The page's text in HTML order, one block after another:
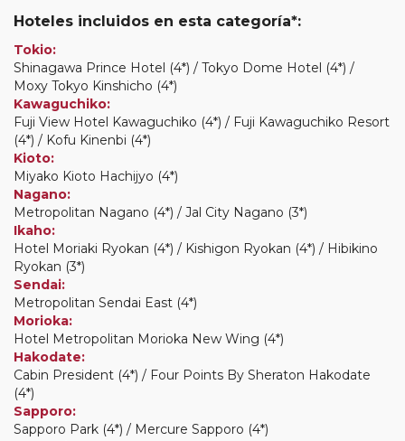
Hoteles incluidos en esta categoría*:
Tokio:
Shinagawa Prince Hotel (4*) / Tokyo Dome Hotel (4*) /
Moxy Tokyo Kinshicho (4*)
Kawaguchiko:
Fuji View Hotel Kawaguchiko (4*) / Fuji Kawaguchiko Resort
(4*) / Kofu Kinenbi (4*)
Kioto:
Miyako Kioto Hachijyo (4*)
Nagano:
Metropolitan Nagano (4*) / Jal City Nagano (3*)
Ikaho:
Hotel Moriaki Ryokan (4*) / Kishigon Ryokan (4*) / Hibikino
Ryokan (3*)
Sendai:
Metropolitan Sendai East (4*)
Morioka:
Hotel Metropolitan Morioka New Wing (4*)
Hakodate:
Cabin President (4*) / Four Points By Sheraton Hakodate
(4*)
Sapporo:
Sapporo Park (4*) / Mercure Sapporo (4*)